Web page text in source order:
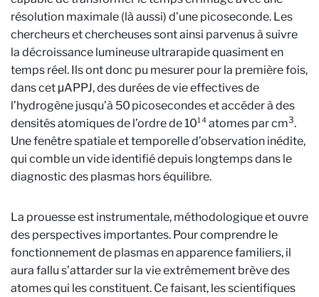
résolution maximale (là aussi) d’une picoseconde. Les
chercheurs et chercheuses sont ainsi parvenus à suivre
la décroissance lumineuse ultrarapide quasiment en
temps réel. Ils ont donc pu mesurer pour la première fois,
dans cet μAPPJ, des durées de vie effectives de
l’hydrogène jusqu’à 50 picosecondes et accéderà des
densités atomiques de l’ordre de 10¹⁴atomes par cm3.
Une fenêtre spatiale et temporelle d’observation inédite,
qui comble un vide identifiédepuis longtemps dans le
diagnostic des plasmas horséquilibre.
La prouesse est instrumentale, méthodologique et ouvre
des perspectives importantes. Pour comprendre le
fonctionnement de plasmas en apparence familiers, il
aura fallu s’attarder sur la vie extrêmement brève des
atomes qui les constituent. Ce faisant, les scientifiques